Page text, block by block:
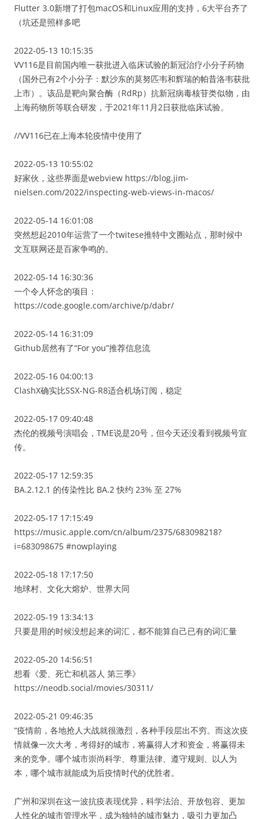
Flutter 3.0新增了打包macOS和Linux应用的支持，6大平台齐了
（坑还是照样多吧
2022-05-13 10:15:35
VV116是目前国内唯一获批进入临床试验的新冠治疗小分子药物
（国外已有2个小分子：默沙东的莫努匹韦和辉瑞的帕昔洛韦获批
上市）。该品是靶向聚合酶（RdRp）抗新冠病毒核苷类似物，由
上海药物所等联合研发，于2021年11月2日获批临床试验。
//VV116已在上海本轮疫情中使用了
2022-05-13 10:55:02
好家伙，这些界面是webview https://blog.jim-
nielsen.com/2022/inspecting-web-views-in-macos/
2022-05-14 16:01:08
突然想起2010年运营了一个twitese推特中文圈站点，那时候中
文互联网还是百家争鸣的。
2022-05-14 16:30:36
一个令人怀念的项目：
https://code.google.com/archive/p/dabr/
2022-05-14 16:31:09
Github居然有了“For you”推荐信息流
2022-05-16 04:00:13
ClashX确实比SSX-NG-R8适合机场订阅，稳定
2022-05-17 09:40:48
杰伦的视频号演唱会，TME说是20号，但今天还没看到视频号宣
传。
2022-05-17 12:59:35
BA.2.12.1 的传染性比 BA.2 快约 23% 至 27%
2022-05-17 17:15:49
https://music.apple.com/cn/album/2375/683098218?
i=683098675 #nowplaying
2022-05-18 17:17:50
地球村、文化大熔炉、世界大同
2022-05-19 13:34:13
只要是用的时候没想起来的词汇，都不能算自己已有的词汇量
2022-05-20 14:56:51
想看《爱、死亡和机器人 第三季》
https://neodb.social/movies/30311/
2022-05-21 09:46:35
“疫情前，各地抢人大战就很激烈，各种手段层出不穷。而这次疫
情就像一次大考，考得好的城市，将赢得人才和资金，将赢得未
来的竞争。哪个城市崇尚科学、尊重法律、遵守规则、以人为
本，哪个城市就能成为后疫情时代的优胜者。
广州和深圳在这一波抗疫表现优异，科学法治、开放包容、更加
人性化的城市管理水平，成为独特的城市魅力，吸引力更加凸